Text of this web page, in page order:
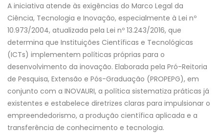
A iniciativa atende às exigências do Marco Legal da
Ciência, Tecnologia e Inovação, especialmente à Lei nº
10.973/2004, atualizada pela Lei nº 13.243/2016, que
determina que Instituições Científicas e Tecnológicas
(ICTs) implementem políticas próprias para o
desenvolvimento da inovação. Elaborada pela Pró-Reitoria
de Pesquisa, Extensão e Pós-Graduação (PROPEPG), em
conjunto com a INOVAURI, a política sistematiza práticas já
existentes e estabelece diretrizes claras para impulsionar o
empreendedorismo, a produção científica aplicada e a
transferência de conhecimento e tecnologia.